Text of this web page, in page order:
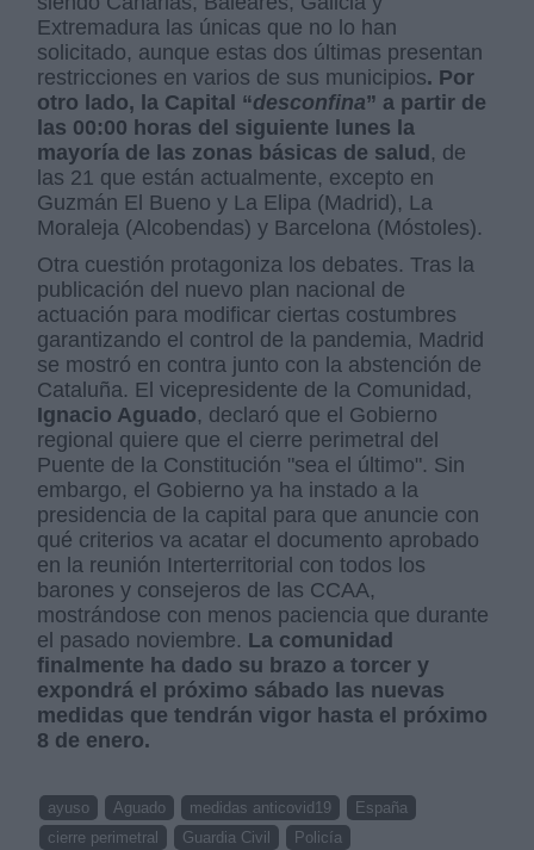
Extremadura las únicas que no lo han
solicitado, aunque estas dos últimas presentan
restricciones en varios de sus municipios. Por
otro lado, la Capital “desconfina” a partir de
las 00:00 horas del siguiente lunes la
mayoría de las zonas básicas de salud, de
las 21 que están actualmente, excepto en
Guzmán El Bueno y La Elipa (Madrid), La
Moraleja (Alcobendas) y Barcelona (Móstoles).
Otra cuestión protagoniza los debates. Tras la
publicación del nuevo plan nacional de
actuación para modificar ciertas costumbres
garantizando el control de la pandemia, Madrid
se mostró en contra junto con la abstención de
Cataluña. El vicepresidente de la Comunidad,
Ignacio Aguado, declaró que el Gobierno
regional quiere que el cierre perimetral del
Puente de la Constitución "sea el último". Sin
embargo, el Gobierno ya ha instado a la
presidencia de la capital para que anuncie con
qué criterios va acatar el documento aprobado
en la reunión Interterritorial con todos los
barones y consejeros de las CCAA,
mostrándose con menos paciencia que durante
el pasado noviembre. La comunidad
finalmente ha dado su brazo a torcer y
expondrá el próximo sábado las nuevas
medidas que tendrán vigor hasta el próximo
8 de enero.
ayuso Aguado medidas anticovid19
España
cierre perimetral
Guardia Civil Policía